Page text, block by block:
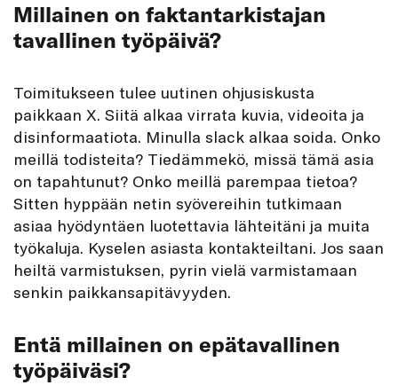
Millainen on faktantarkistajan
tavallinen työpäivä?
Toimitukseen tulee uutinen ohjusiskusta
paikkaan X. Siitä alkaa virrata kuvia, videoita ja
disinformaatiota. Minulla slack alkaa soida. Onko
meillä todisteita? Tiedämmekö, missä tämä asia
on tapahtunut? Onko meillä parempaa tietoa?
Sitten hyppään netin syövereihin tutkimaan
asiaa hyödyntäen luotettavia lähteitäni ja muita
työkaluja. Kyselen asiasta kontakteiltani. Jos saan
heiltä varmistuksen, pyrin vielä varmistamaan
senkin paikkansapitävyyden.
Entä millainen on epätavallinen
työpäiväsi?